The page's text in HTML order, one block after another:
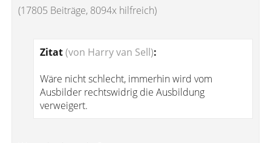
(17805 Beiträge, 8094x hilfreich)
Zitat(von Harry van Sell):
Wäre nicht schlecht, immerhin wird vom
Ausbilder rechtswidrig die Ausbildung
verweigert.